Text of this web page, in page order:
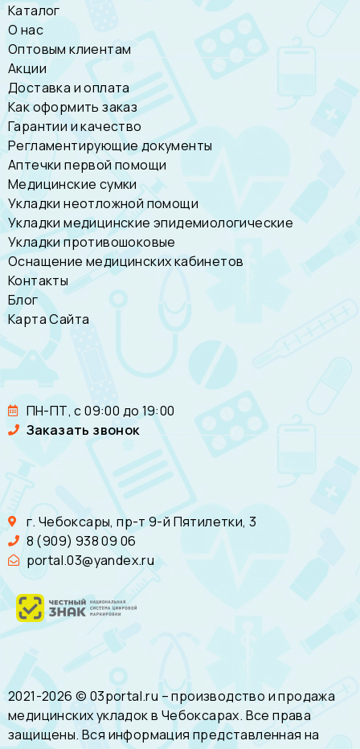
Каталог
О нас
Оптовым клиентам
Акции
Доставка и оплата
Как оформить заказ
Гарантии и качество
Регламентирующие документы
Аптечки первой помощи
Медицинские сумки
Укладки неотложной помощи
Укладки медицинские эпидемиологические
Укладки противошоковые
Оснащение медицинских кабинетов
Контакты
Блог
Карта Сайта
ПН-ПТ, с 09:00 до 19:00
Заказать звонок
г. Чебоксары, пр-т 9-й Пятилетки, 3
8 (909) 938 09 06
portal.03@yandex.ru
2021-2026 © 03portal.ru – производство и продажа
медицинских укладок в Чебоксарах. Все права
защищены. Вся информация представленная на